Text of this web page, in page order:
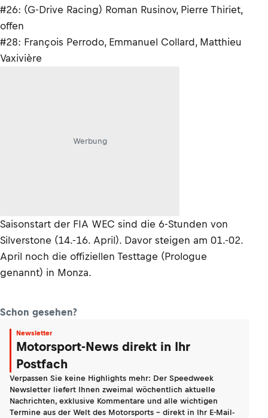
#26: (G-Drive Racing) Roman Rusinov, Pierre Thiriet,
offen
#28: François Perrodo, Emmanuel Collard, Matthieu
Vaxivière
Werbung
Saisonstart der FIA WEC sind die 6-Stunden von
Silverstone (14.-16. April). Davor steigen am 01.-02.
April noch die offiziellen Testtage (Prologue
genannt) in Monza.
Schon gesehen?
Newsletter
Motorsport-News direkt in Ihr
Postfach
Verpassen Sie keine Highlights mehr: Der Speedweek
Newsletter liefert Ihnen zweimal wöchentlich aktuelle
Nachrichten, exklusive Kommentare und alle wichtigen
Termine aus der Welt des Motorsports - direkt in Ihr E-Mail-